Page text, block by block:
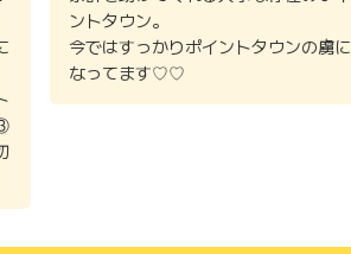
ントタウン。
今ではすっかりポイントタウンの虜に
なってます♡♡